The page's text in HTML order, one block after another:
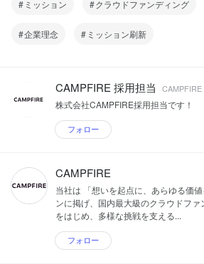
ミッション クラウドファンディング
企業理念 ミッション刷新
CAMPFIRE 採用担当 CAMPFIRE
株式会社CAMPFIRE採用担当です！
フォロー
CAMPFIRE
当社は 「想いを起点に、あらゆる価
ンに掲げ、国内最大級のクラウドファ
をはじめ、多様な挑戦を支える...
フォロー